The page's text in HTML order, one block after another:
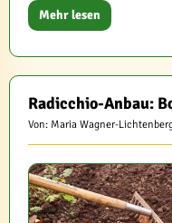
Mehr lesen
Radicchio-Anbau:
Von: Maria Wagner-